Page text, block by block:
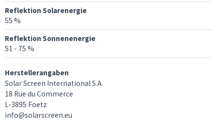
Reflektion Solarenergie
55 %
Reflektion Sonnenenergie
51 - 75 %
Herstellerangaben
Solar Screen International S.A.
18 Rue du Commerce
L-3895 Foetz
info@solarscreen.eu